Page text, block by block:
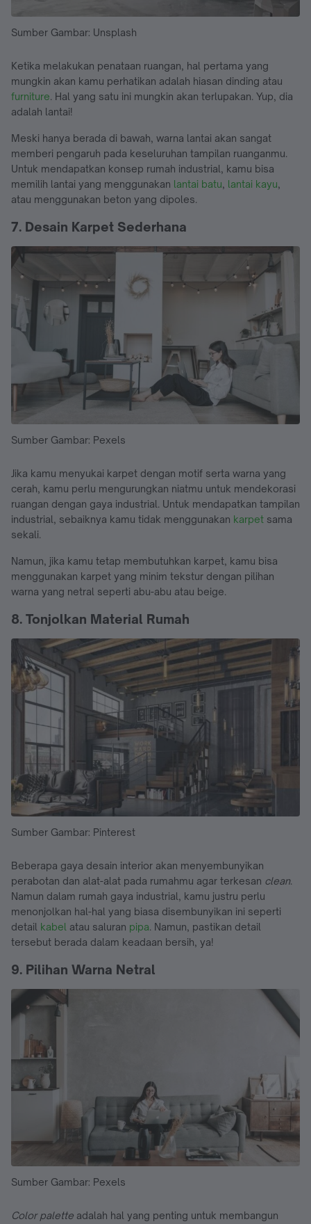
Sumber Gambar: Unsplash
Ketika melakukan penataan ruangan, hal pertama yang
mungkin akan kamu perhatikan adalah hiasan dinding atau
furniture. Hal yang satu ini mungkin akan terlupakan. Yup, dia
adalah lantai!
Meski hanya berada di bawah, warna lantai akan sangat
memberi pengaruh pada keseluruhan tampilan ruanganmu.
Untuk mendapatkan konsep rumah industrial, kamu bisa
memilih lantai yang menggunakan lantai batu, lantai kayu,
atau menggunakan beton yang dipoles.
7. Desain Karpet Sederhana
Sumber Gambar: Pexels
Jika kamu menyukai karpet dengan motif serta warna yang
cerah, kamu perlu mengurungkan niatmu untuk mendekorasi
ruangan dengan gaya industrial. Untuk mendapatkan tampilan
industrial, sebaiknya kamu tidak menggunakan karpet sama
sekali.
Namun, jika kamu tetap membutuhkan karpet, kamu bisa
menggunakan karpet yang minim tekstur dengan pilihan
warna yang netral seperti abu-abu atau beige.
8. Tonjolkan Material Rumah
Sumber Gambar: Pinterest
Beberapa gaya desain interior akan menyembunyikan
perabotan dan alat-alat pada rumahmu agar terkesan clean.
Namun dalam rumah gaya industrial, kamu justru perlu
menonjolkan hal-hal yang biasa disembunyikan ini seperti
detail kabel atau saluran pipa. Namun, pastikan detail
tersebut berada dalam keadaan bersih, ya!
9. Pilihan Warna Netral
Sumber Gambar: Pexels
Color palette adalah hal yang penting untuk membangun